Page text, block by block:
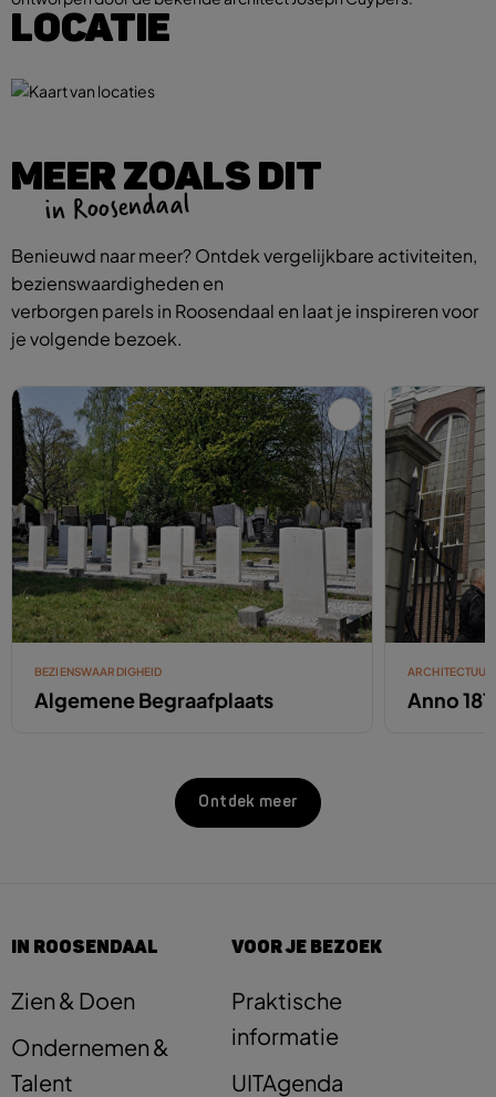
LOCATIE
MEER ZOALS DIT
in Roosendaal
Benieuwd naar meer? Ontdek vergelijkbare activiteiten,
bezienswaardigheden en
verborgen parels in Roosendaal en laat je inspireren voor
je volgende bezoek.
BEZIENSWAARDIGHEID
Algemene Begraafplaats
ARCHITECTUUR
Anno
Ontdek meer
IN ROOSENDAAL
Zien & Doen
Ondernemen &
Talent
VOOR JE BEZOEK
Praktische
informatie
UITAgenda